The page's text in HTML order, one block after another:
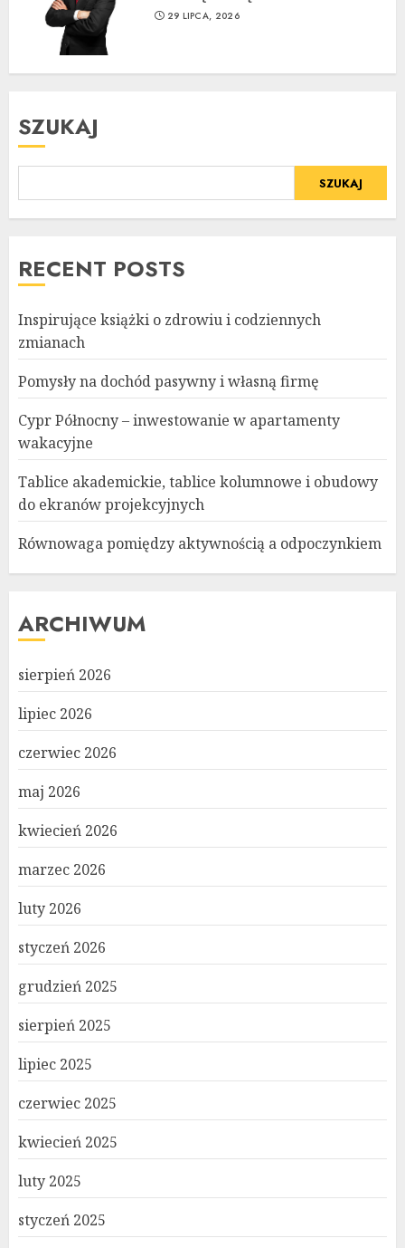
29 LIPCA, 2026
SZUKAJ
SZUKAJ
RECENT POSTS
Inspirujące książki o zdrowiu i codziennych
zmianach
Pomysły na dochód pasywny i własną firmę
Cypr Północny – inwestowanie w apartamenty
wakacyjne
Tablice akademickie, tablice kolumnowe i obudowy
do ekranów projekcyjnych
Równowaga pomiędzy aktywnością a odpoczynkiem
ARCHIWUM
sierpień 2026
lipiec 2026
czerwiec 2026
maj 2026
kwiecień 2026
marzec 2026
luty 2026
styczeń 2026
grudzień 2025
sierpień 2025
lipiec 2025
czerwiec 2025
kwiecień 2025
luty 2025
styczeń 2025